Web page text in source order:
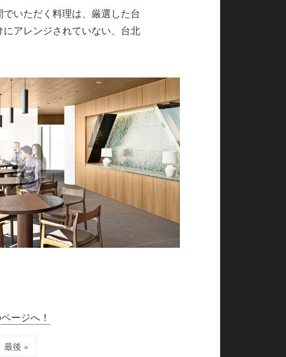
いただく料理は、厳選した台
アレンジされていない、台北
ージへ！
最後 »